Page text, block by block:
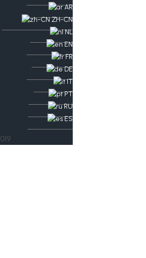
AR
ZH-CN
NL
EN
FR
DE
IT
PT
RU
ES